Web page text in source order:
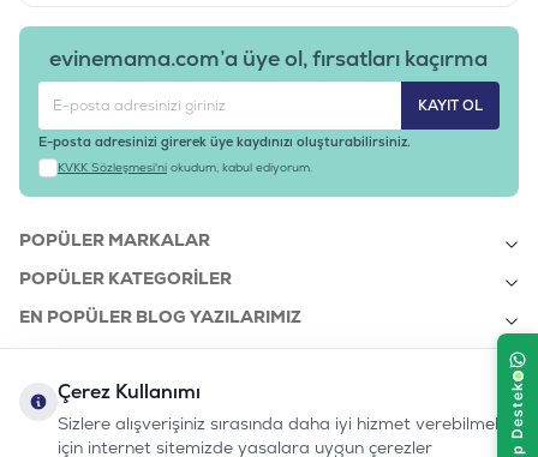
evinemama.com’a üye ol, fırsatları kaçırma
KAYIT OL
E-posta adresinizi girerek üye kaydınızı oluşturabilirsiniz.
KVKK Sözleşmesi'ni okudum, kabul ediyorum.
POPÜLER MARKALAR
POPÜLER KATEGORILER
EN POPÜLER BLOG YAZILARIMIZ
KURUMSAL
Çerez Kullanımı
Sizlere alışverişiniz sırasında daha iyi hizmet verebilmek
için internet sitemizde yasalara uygun çerezler